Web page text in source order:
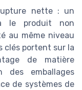
nette : un
le produit non
au même niveau
clés portent sur la
de matière
des emballages
de systèmes de